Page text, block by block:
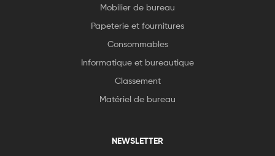
Mobilier de bureau
Papeterie et fournitures
Consommables
Informatique et bureautique
Classement
Matériel de bureau
NEWSLETTER